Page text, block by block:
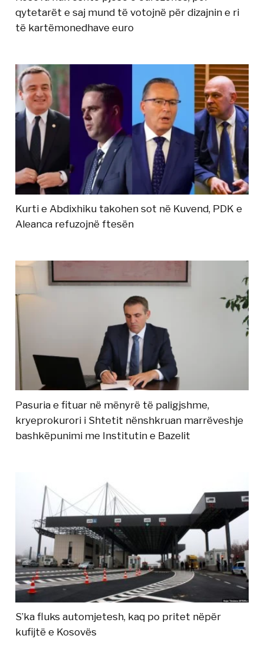
qytetarët e saj mund të votojnë për dizajnin e ri
të kartëmonedhave euro
Kurti e Abdixhiku takohen sot në Kuvend, PDK e
Aleanca refuzojnë ftesën
Pasuria e fituar në mënyrë të paligjshme,
kryeprokurori i Shtetit nënshkruan marrëveshje
bashkëpunimi me Institutin e Bazelit
S’ka fluks automjetesh, kaq po pritet nëpër
kufijtë e Kosovës